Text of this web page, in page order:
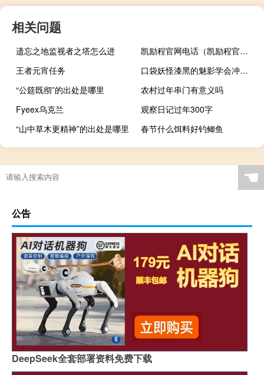
相关问题
遗忘之地监视者之塔怎么进
凯励程官网电话（凯励程官网）
王者元宵任务
口袋妖怪漆黑的魅影学会冲浪术后干什么
“公筵既彻”的出处是哪里
农村过年串门有意义吗
Fyeex乌克兰
观察日记过年300字
“山中草木更精神”的出处是哪里
春节什么饵料好钓鲫鱼
☚
公告
DeepSeek全套部署资料免费下载